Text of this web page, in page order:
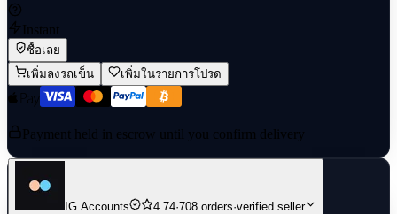
Instant
ซื้อเลย
เพิ่มลงรถเข็น
เพิ่มในรายการโปรด
Payment held in escrow until you confirm delivery
IG Accounts 4.74·708 orders·verified seller